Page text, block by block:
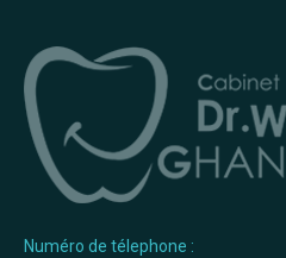
Numéro de télephone :